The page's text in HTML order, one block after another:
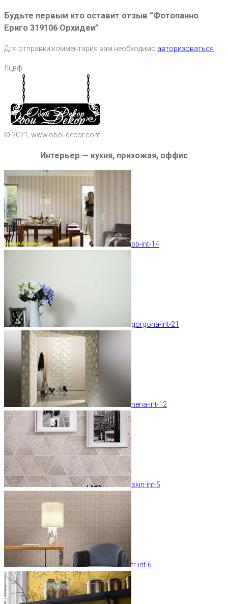
Будьте первым кто оставит отзыв “Фотопанно
Ериго 319106 Орхидеи”
Для отправки комментария вам необходимо авторизоваться.
Лцвф
© 2021, www.oboi-decor.com
Интерьер — кухня, прихожая, оффис
bb-int-14
gorgona-int-21
nena-int-12
skin-int-5
tr-int-6